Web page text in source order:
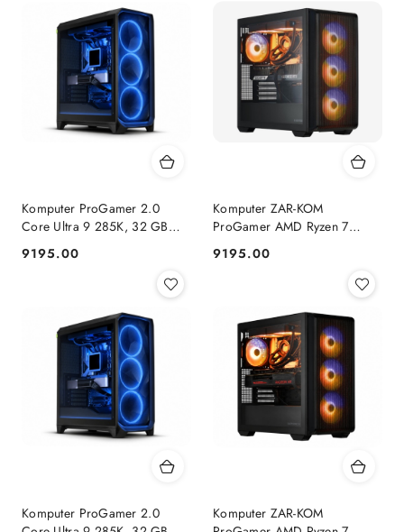
Komputer ProGamer 2.0
Core Ultra 9 285K, 32 GB
RAM, 1 TB SSD, RTX™ 5070,
WINDOWS 11
Cena:
9195.00
Komputer ZAR-KOM
ProGamer AMD Ryzen 7
9800x3D RTX 5070 1TB
NVMe 32 GB RAM Windows
Cena:
9195.00
Komputer ProGamer 2.0
Komputer ZAR-KOM